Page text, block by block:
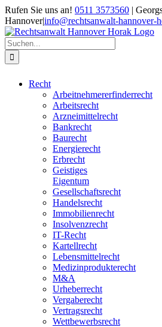
Zum
Inhalt
springen
Rufen Sie uns an! 0511 3573560 |
Hannover|info@rechtsanwalt-hannover-
Suche
nach:
Recht
Arbeitnehmererfinderrecht
Arbeitsrecht
Arzneimittelrecht
Bankrecht
Baurecht
Energierecht
Erbrecht
Geistiges
Eigentum
Gesellschaftsrecht
Handelsrecht
Immobilienrecht
Insolvenzrecht
IT-Recht
Kartellrecht
Lebensmittelrecht
Medizinprodukterecht
M&A
Urheberrecht
Vergaberecht
Vertragsrecht
Wettbewerbsrecht